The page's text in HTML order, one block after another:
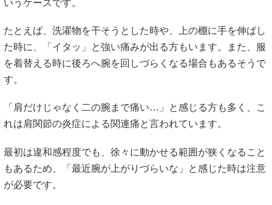
いうケースです。
たとえば、洗濯物を干そうとした時や、上の棚に手を伸ばし
た時に、「イタッ」と強い痛みが出る方もいます。また、服
を着替える時に後ろへ腕を回しづらくなる場合もあるそうで
す。
「肩だけじゃなく二の腕まで痛い…」と感じる方も多く、こ
れは肩関節の炎症による関連痛と言われています。
最初は違和感程度でも、徐々に動かせる範囲が狭くなること
もあるため、「最近腕が上がりづらいな」と感じた時は注意
が必要です。